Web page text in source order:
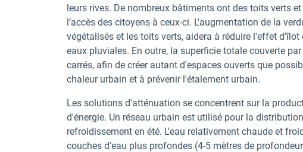
leurs rives. De nombreux bâtiments ont des toits verts
l’accès des citoyens à ceux-ci. L'augmentation de la
végétalisés et les toits verts, aidera à réduire l'effet
eaux pluviales. En outre, la superficie totale couverte
carrés, afin de créer autant d'espaces ouverts que
chaleur urbain et à prévenir l'étalement urbain.
Les solutions d'atténuation se concentrent sur la
d'énergie. Un réseau urbain est utilisé pour la
refroidissement en été. L'eau relativement chaude et
couches d'eau plus profondes (4-5 mètres de